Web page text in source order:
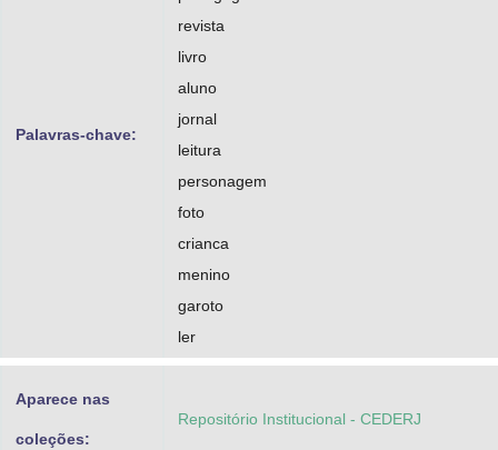
Palavras-chave:
revista
livro
aluno
jornal
leitura
personagem
foto
crianca
menino
garoto
ler
Aparece nas
coleções:
Repositório Institucional - CEDERJ